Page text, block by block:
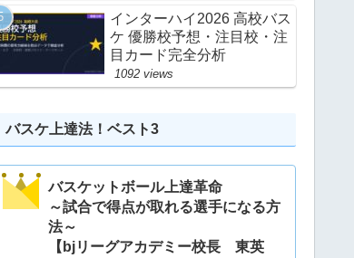
インターハイ2026 高校バス
ケ 優勝校予想・注目校・注
目カード完全分析
1092 views
バスケ上達法！ベスト3
バスケットボール上達革命
～試合で得点が取れる選手になる方
法～
【bjリーグアカデミー校長 東英